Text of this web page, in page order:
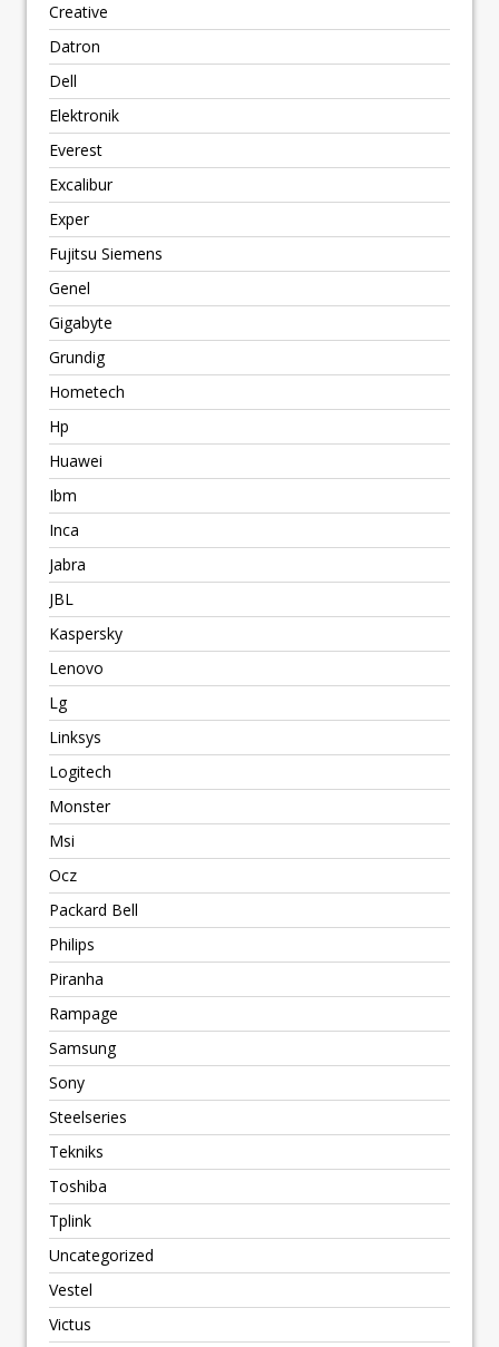
Creative
Datron
Dell
Elektronik
Everest
Excalibur
Exper
Fujitsu Siemens
Genel
Gigabyte
Grundig
Hometech
Hp
Huawei
Ibm
Inca
Jabra
JBL
Kaspersky
Lenovo
Lg
Linksys
Logitech
Monster
Msi
Ocz
Packard Bell
Philips
Piranha
Rampage
Samsung
Sony
Steelseries
Tekniks
Toshiba
Tplink
Uncategorized
Vestel
Victus